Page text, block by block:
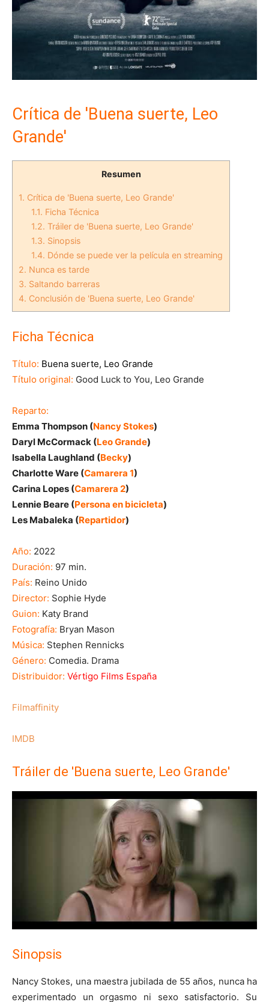
Crítica de 'Buena suerte, Leo
Grande'
Resumen
1. Crítica de 'Buena suerte, Leo Grande'
1.1. Ficha Técnica
1.2. Tráiler de 'Buena suerte, Leo Grande'
1.3. Sinopsis
1.4. Dónde se puede ver la película en streaming
2. Nunca es tarde
3. Saltando barreras
4. Conclusión de 'Buena suerte, Leo Grande'
Ficha Técnica
Título: Buena suerte, Leo Grande
Título original: Good Luck to You, Leo Grande
Reparto:
Emma Thompson (Nancy Stokes)
Daryl McCormack (Leo Grande)
Isabella Laughland (Becky)
Charlotte Ware (Camarera 1)
Carina Lopes (Camarera 2)
Lennie Beare (Persona en bicicleta)
Les Mabaleka (Repartidor)
Año: 2022
Duración: 97 min.
País: Reino Unido
Director: Sophie Hyde
Guion: Katy Brand
Fotografía: Bryan Mason
Música: Stephen Rennicks
Género: Comedia. Drama
Distribuidor: Vértigo Films España
Filmaffinity
IMDB
Tráiler de 'Buena suerte, Leo Grande'
Sinopsis
Nancy Stokes, una maestra jubilada de 55 años, nunca ha
experimentado un orgasmo ni sexo satisfactorio. Su